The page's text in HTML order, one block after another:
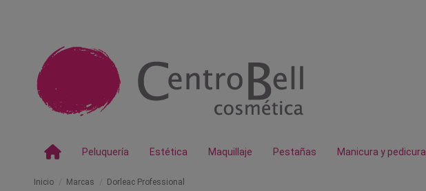
Peluquería Estética Maquillaje Pestañas Manicura y pedicura
Inicio Marcas Dorleac Professional